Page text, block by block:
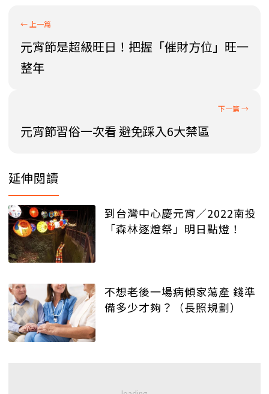
元宵節是超級旺日！把握「催財方位」旺一
整年
元宵節習俗一次看 避免踩入6大禁區
延伸閱讀
到台灣中心慶元宵／2022南投
「森林逐燈祭」明日點燈！
不想老後一場病傾家蕩產 錢準
備多少才夠？（長照規劃）